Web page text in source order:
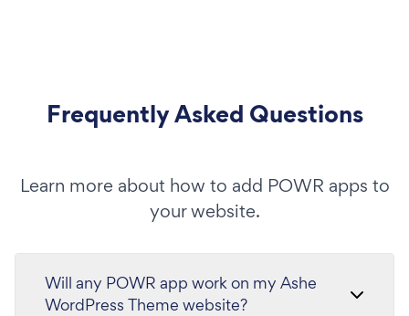
Frequently Asked Questions
Learn more about how to add POWR apps to
your website.
Will any POWR app work on my Ashe
WordPress Theme website?